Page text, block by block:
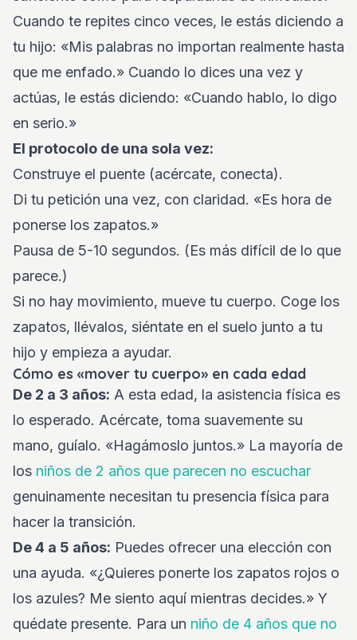
Cuando te repites cinco veces, le estás diciendo a
tu hijo: «Mis palabras no importan realmente hasta
que me enfado.» Cuando lo dices una vez y
actúas, le estás diciendo: «Cuando hablo, lo digo
en serio.»
El protocolo de una sola vez:
Construye el puente (acércate, conecta).
Di tu petición una vez, con claridad. «Es hora de
ponerse los zapatos.»
Pausa de 5-10 segundos. (Es más difícil de lo que
parece.)
Si no hay movimiento, mueve tu cuerpo. Coge los
zapatos, llévalos, siéntate en el suelo junto a tu
hijo y empieza a ayudar.
Cómo es «mover tu cuerpo» en cada edad
De 2 a 3 años: A esta edad, la asistencia física es
lo esperado. Acércate, toma suavemente su
mano, guíalo. «Hagámoslo juntos.» La mayoría de
los niños de 2 años que parecen no escuchar
genuinamente necesitan tu presencia física para
hacer la transición.
De 4 a 5 años: Puedes ofrecer una elección con
una ayuda. «¿Quieres ponerte los zapatos rojos o
los azules? Me siento aquí mientras decides.» Y
quédate presente. Para un niño de 4 años que no